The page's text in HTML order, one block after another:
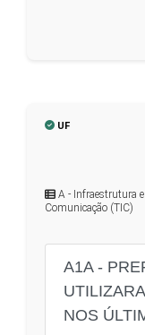
UF
A - Infraestrutura
Comunicação (TIC)
A1A -
NOS